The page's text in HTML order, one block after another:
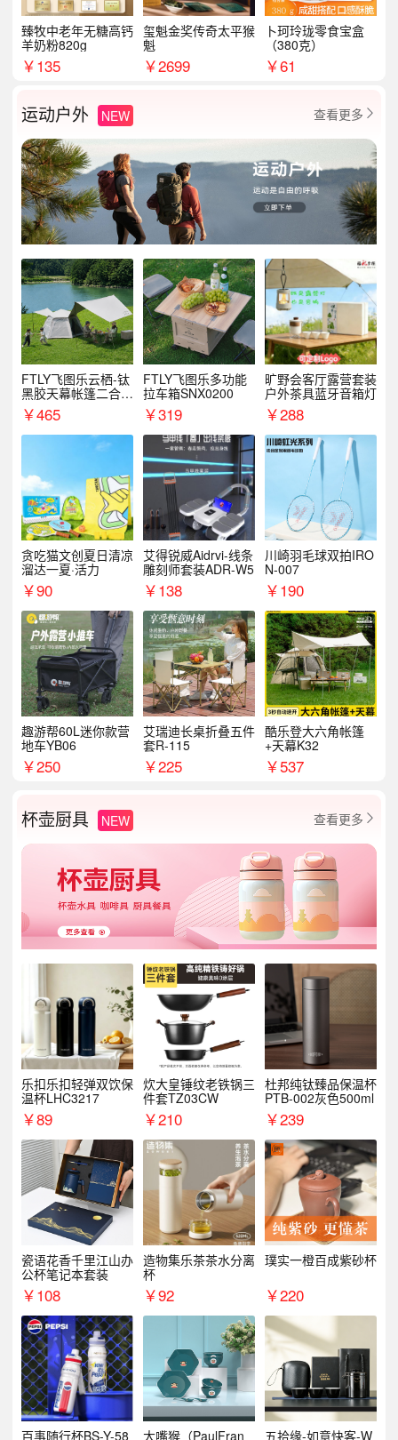
臻牧中老年无糖高钙
羊奶粉820g
￥135
玺魁金奖传奇太平猴
魁
￥2699
卜珂玲珑零食宝盒
（380克）
￥61
运动户外 NEW 查看更多 
FTLY飞图乐云栖-钛
黑胶天幕帐篷二合一
TMTZ0201
￥465
FTLY飞图乐多功能
拉车箱SNX0200
￥319
旷野会客厅露营套装
户外茶具蓝牙音箱灯
￥288
贪吃猫文创夏日清凉
溜达一夏·活力
￥90
艾得锐威Aidrvi-线条
雕刻师套装ADR-W5
￥138
川崎羽毛球双拍IRO
N-007
￥190
趣游帮60L迷你款营
地车YB06
￥250
艾瑞迪长桌折叠五件
套R-115
￥225
酷乐登大六角帐篷
+天幕K32
￥537
杯壶厨具 NEW 查看更多 
乐扣乐扣轻弹双饮保
温杯LHC3217
￥89
炊大皇锤纹老铁锅三
件套TZ03CW
￥210
杜邦纯钛臻品保温杯
PTB-002灰色500ml
￥239
瓷语花香千里江山办
公杯笔记本套装
￥108
造物集乐茶茶水分离
杯
￥92
璞实一橙百成紫砂杯
￥220
百事随行杯BS-Y-58 大嘴猴（PaulFran 五拾缘-如意快客-W